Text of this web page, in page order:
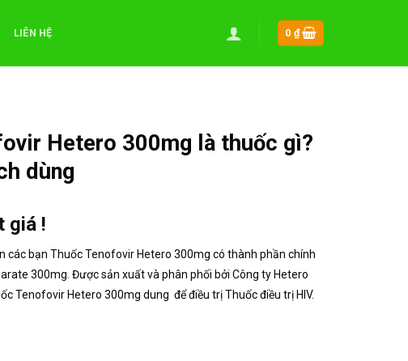
LIÊN HỆ 0 ₫
Hetero 300mg là thuốc gì?
dùng
giá !
các bạn Thuốc Tenofovir Hetero 300mg có thành phần chính
300mg. Được sản xuất và phân phối bởi Công ty Hetero
Tenofovir Hetero 300mg dung để điều trị Thuốc điều trị HIV.